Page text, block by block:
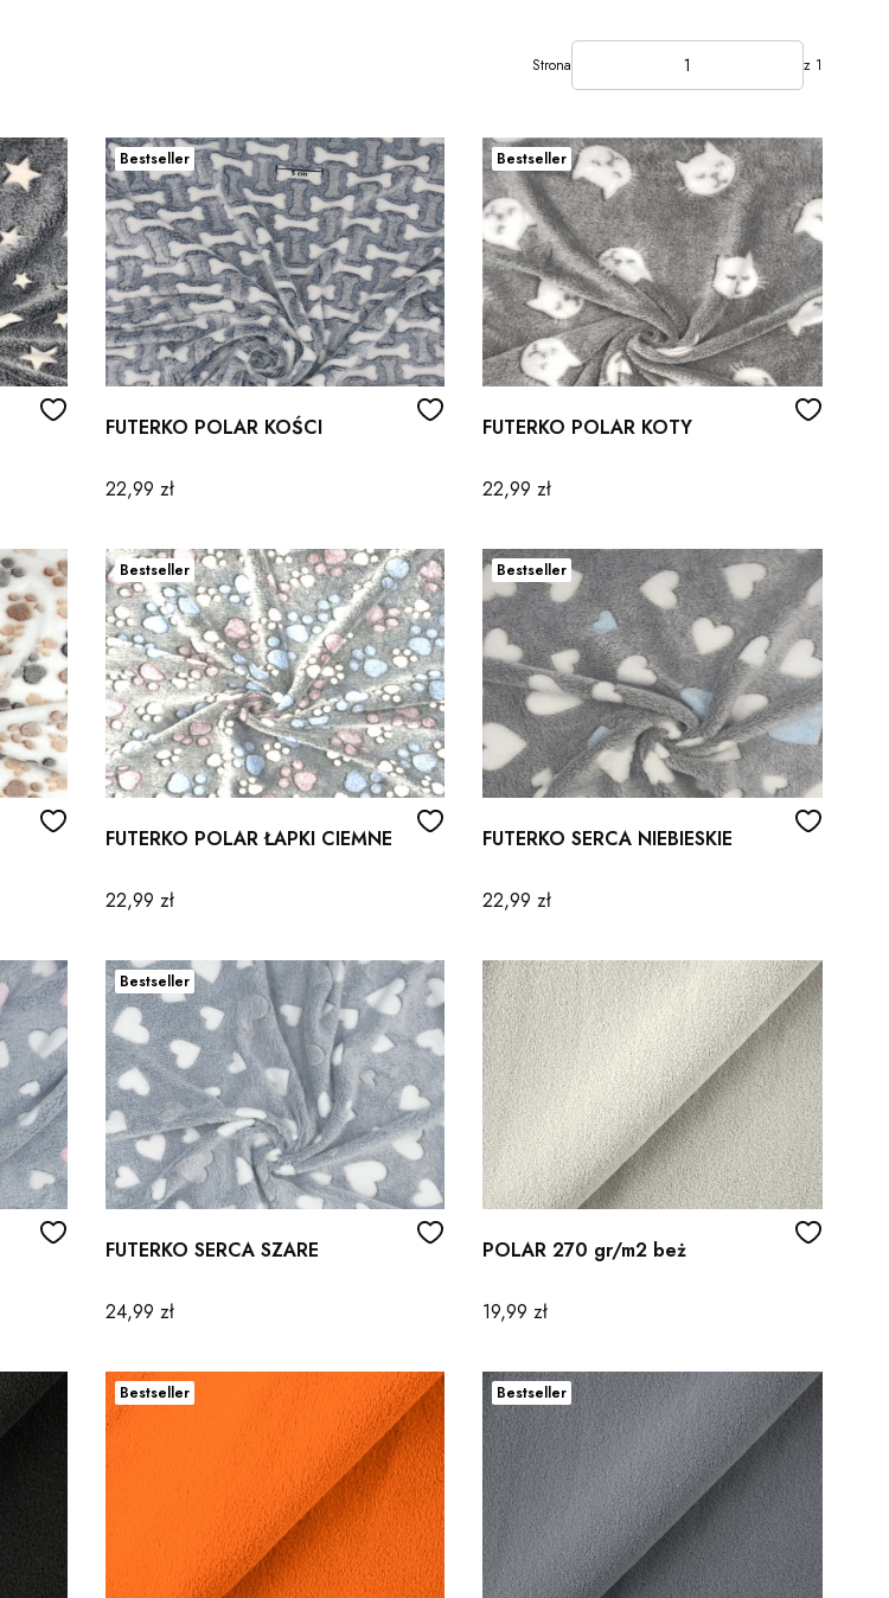
Strona z 1
Bestseller
FUTERKO POLAR KOŚCI
Cena
22,99 zł
Bestseller
FUTERKO POLAR KOTY
Cena
22,99 zł
Bestseller
FUTERKO POLAR ŁAPKI CIEMNE
Cena
22,99 zł
Bestseller
FUTERKO SERCA NIEBIESKIE
Cena
22,99 zł
Bestseller
FUTERKO SERCA SZARE
Cena
24,99 zł
POLAR 270 gr/m2 beż
Cena
19,99 zł
Bestseller Bestseller